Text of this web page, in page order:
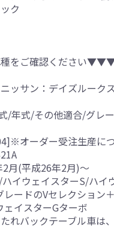
ク
をご確認ください
ニッサン：デイズルーク
/年式/その他適合/グレ
オーダー受注生産に
月(平成26年2月)～
イウェイスターS/ハイ
レードのVセレクション
イスターGターボ
れバックテーブル車は